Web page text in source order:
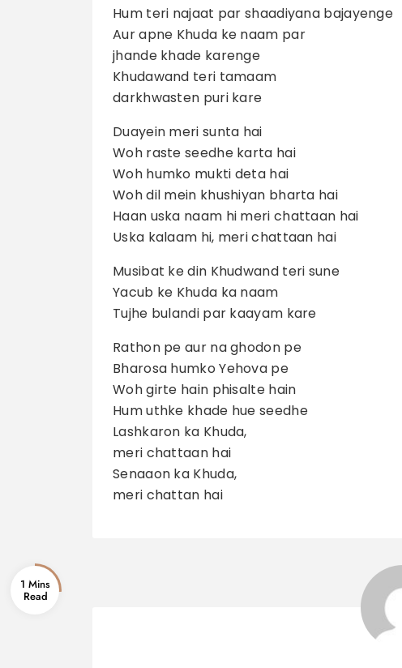
Hum teri najaat par shaadiyana bajayenge
Aur apne Khuda ke naam par
jhande khade karenge
Khudawand teri tamaam
darkhwasten puri kare
Duayein meri sunta hai
Woh raste seedhe karta hai
Woh humko mukti deta hai
Woh dil mein khushiyan bharta hai
Haan uska naam hi meri chattaan hai
Uska kalaam hi, meri chattaan hai
Musibat ke din Khudwand teri sune
Yacub ke Khuda ka naam
Tujhe bulandi par kaayam kare
Rathon pe aur na ghodon pe
Bharosa humko Yehova pe
Woh girte hain phisalte hain
Hum uthke khade hue seedhe
Lashkaron ka Khuda,
meri chattaan hai
Senaaon ka Khuda,
meri chattan hai
1 Mins